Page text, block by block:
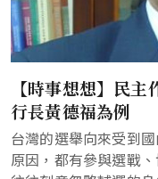
【時事想想】民
行長黃德福為例
台灣的選舉向來受到
原因，都有參與選戰